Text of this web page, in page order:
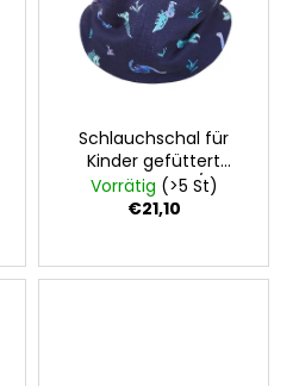
Schlauchschal für
Kinder gefüttert
Outlast® - Dino/Mint
Vorrätig (>5 St)
€21,10